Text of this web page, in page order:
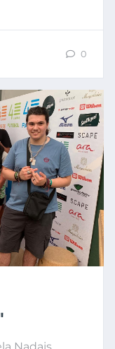
0